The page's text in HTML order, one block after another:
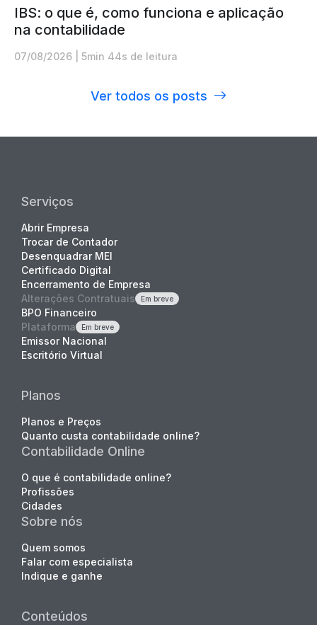
IBS: o que é, como funciona e aplicação
na contabilidade
07/08/2026 5min 44s de leitura
Ver todos os posts
Serviços
Abrir Empresa
Trocar de Contador
Desenquadrar MEI
Certificado Digital
Encerramento de Empresa
Alterações Contratuais
Em breve
BPO Financeiro
Plataforma
Em breve
Emissor Nacional
Escritório Virtual
Planos
Planos e Preços
Quanto custa contabilidade online?
Contabilidade Online
O que é contabilidade online?
Profissões
Cidades
Sobre nós
Quem somos
Falar com especialista
Indique e ganhe
Conteúdos